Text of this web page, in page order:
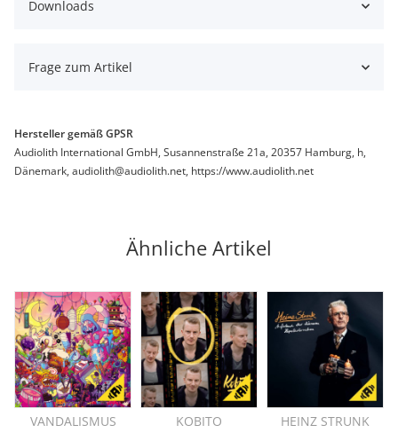
Downloads
Frage zum Artikel
Hersteller gemäß GPSR
Audiolith International GmbH, Susannenstraße 21a, 20357 Hamburg, h,
Dänemark, audiolith@audiolith.net, https://www.audiolith.net
Ähnliche Artikel
VANDALISMUS KOBITO HEINZ STRUNK